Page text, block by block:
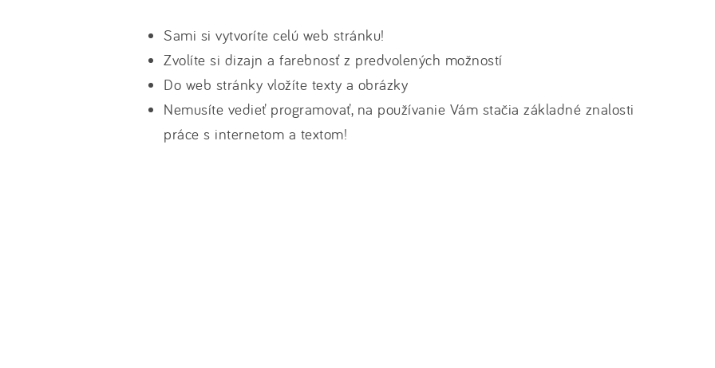
Sami si vytvoríte celú web stránku!
Zvolíte si dizajn a farebnosť z predvolených možností
Do web stránky vložíte texty a obrázky
Nemusíte vedieť programovať, na používanie Vám stačia základné znalosti
práce s internetom a textom!